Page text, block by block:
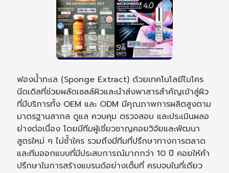
ฟองน้ำทะเล (Sponge Extract) ด้วยเทคโนโลยีไมโคร
นีดเดิลที่ช่วยผลัดเซลล์ผิวและนำส่งพาสารสำคัญเข้าสู่ผิว
ที่มีบริการทั้ง OEM และ ODM มีคุณภาพการผลิตสูงตาม
มาตรฐานสากล ดูแล ควบคุม ตรวจสอบ และประเมินผลอ
ย่างต่อเนื่อง โดยมีทีมผู้เชี่ยวชาญคอยวิจัยและพัฒนา
สูตรใหม่ ๆ ไม่ซ้ำใคร รวมถึงมีทีมที่ปรึกษาทางการตลาด
และทีมออกแบบที่มีประสบการณ์มากกว่า 10 ปี คอยให้คำ
ปรึกษาในการสร้างแบรนด์อย่างเต็มที่ ครบจบในที่เดียว